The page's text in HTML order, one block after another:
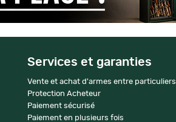
Services et garanties
Vente et achat d'armes entre particuliers
Protection Acheteur
Paiement sécurisé
Paiement en plusieurs fois